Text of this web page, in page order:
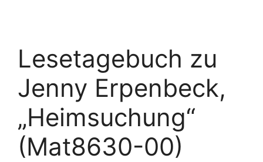
Lesetagebuch zu
Jenny Erpenbeck,
„Heimsuchung“
(Mat8630-00)